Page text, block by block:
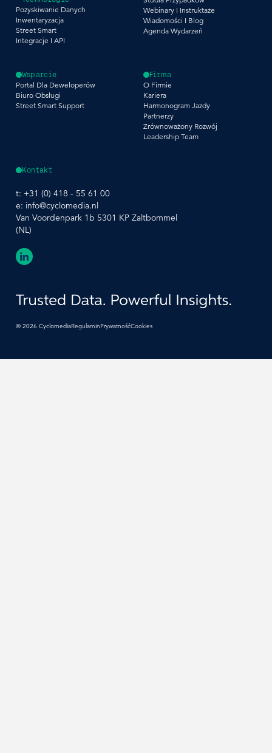
Kontakt
t: +31 (0) 418 - 55 61 00
e: info@cyclomedia.nl
Van Voordenpark 1b 5301 KP Zaltbommel
(NL)
Pozyskiwanie Danych
Inwentaryzacja
Street Smart
Integracje I API
Webinary I Instruktaże
Wiadomości I Blog
Agenda Wydarzeń
Wsparcie
Portal Dla Deweloperów
Biuro Obsługi
Street Smart Support
Firma
O Firmie
Kariera
Harmonogram Jazdy
Partnerzy
Zrównoważony Rozwój
Leadership Team
© 2026 CyclomediaRegulaminPrywatnośćCookies